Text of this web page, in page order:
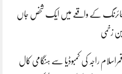
فائرنگ کے واقعے میں ایک شخص جاں
زخمی
قمراسلام راجہ کی کمبوڈیا سے ہنگامی کال